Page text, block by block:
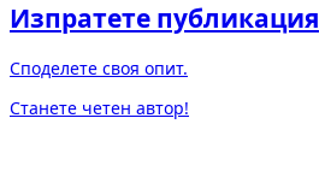
Изпратете публикация
Споделете своя опит.
Станете четен автор!